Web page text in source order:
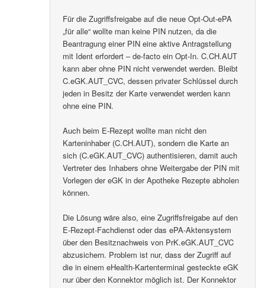
Für die Zugriffsfreigabe auf die neue Opt-Out-ePA
„für alle“ wollte man keine PIN nutzen, da die
Beantragung einer PIN eine aktive Antragstellung
mit Ident erfordert – de-facto ein Opt-In. C.CH.AUT
kann aber ohne PIN nicht verwendet werden. Bleibt
C.eGK.AUT_CVC, dessen privater Schlüssel durch
jeden in Besitz der Karte verwendet werden kann
ohne eine PIN.
Auch beim E-Rezept wollte man nicht den
Karteninhaber (C.CH.AUT), sondern die Karte an
sich (C.eGK.AUT_CVC) authentisieren, damit auch
Vertreter des Inhabers ohne Weitergabe der PIN mit
Vorlegen der eGK in der Apotheke Rezepte abholen
können.
Die Lösung wäre also, eine Zugriffsfreigabe auf den
E-Rezept-Fachdienst oder das ePA-Aktensystem
über den Besitznachweis von PrK.eGK.AUT_CVC
abzusichern. Problem ist nur, dass der Zugriff auf
die in einem eHealth-Kartenterminal gesteckte eGK
nur über den Konnektor möglich ist. Der Konnektor